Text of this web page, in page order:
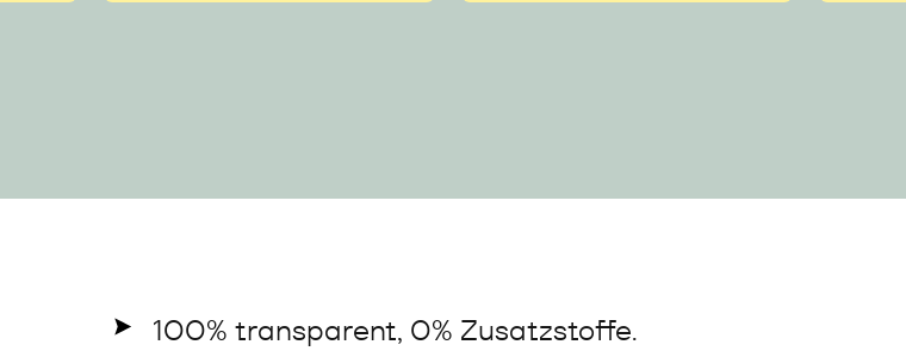
100% transparent, 0% Zusatzstoffe.